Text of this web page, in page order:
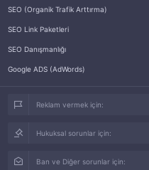
SEO (Organik Trafik Arttırma)
SEO Link Paketleri
SEO Danışmanlığı
Google ADS (AdWords)
Reklam vermek için:
Hukuksal sorunlar için:
Ban ve Diğer sorunlar için: